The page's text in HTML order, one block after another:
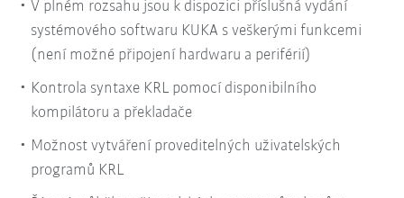
V plném rozsahu jsou k dispozici příslušná vydání
systémového softwaru KUKA s veškerými funkcemi
(není možné připojení hardwaru a periférií)
Kontrola syntaxe KRL pomocí disponibilního
kompilátoru a překladače
Možnost vytváření proveditelných uživatelských
programů KRL